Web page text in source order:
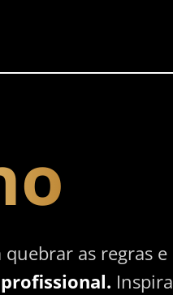
as regras e
Inspira